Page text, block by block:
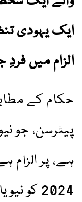
ایک یہودی
الزام میں
پیٹرسن، جو
2024